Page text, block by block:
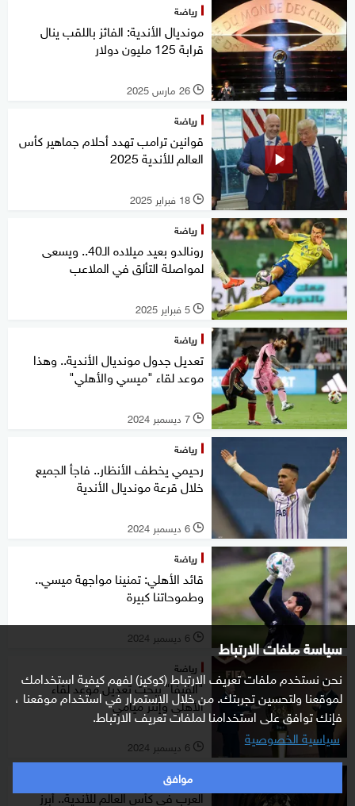
سياسة ملفات الارتباط
نحن نستخدم ملفات تعريف الارتباط (كوكيز) لفهم كيفية استخدامك
لموقعنا ولتحسين تجربتك. من خلال الاستمرار في استخدام موقعنا ،
فإنك توافق على استخدامنا لملفات تعريف الارتباط.
سياسية الخصوصية
موافق
رياضة
مونديال الأندية: الفائز باللقب ينال
قرابة 125 مليون دولار
l 26 مارس 2025
رياضة
قوانين ترامب تهدد أحلام جماهير كأس
العالم للأندية 2025
l 18 فبراير 2025
رياضة
رونالدو بعيد ميلاده الـ40.. ويسعى
لمواصلة التألق في الملاعب
l 5 فبراير 2025
رياضة
تعديل جدول مونديال الأندية.. وهذا
موعد لقاء "ميسي والأهلي"
l 7 ديسمبر 2024
رياضة
رحيمي يخطف الأنظار.. فاجأ الجميع
خلال قرعة مونديال الأندية
l 6 ديسمبر 2024
رياضة
قائد الأهلي: تمنينا مواجهة ميسي..
وطموحاتنا كبيرة
l 6 ديسمبر 2024
رياضة
"الفيفا" يبحث تعديل موعد لقاء
الأهلي وإنتر ميامي
l 6 ديسمبر 2024
رياضة
العرب في كأس العالم للأندية.. أبرز